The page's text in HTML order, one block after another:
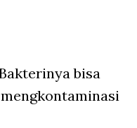
bisa